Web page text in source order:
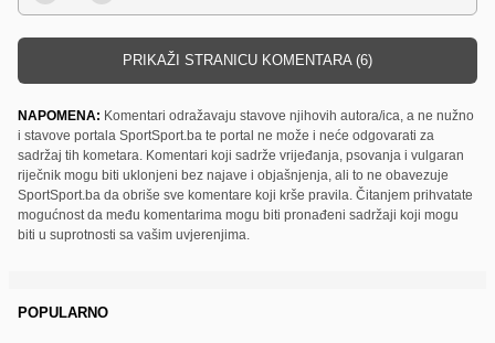
PRIKAŽI STRANICU KOMENTARA (6)
NAPOMENA: Komentari odražavaju stavove njihovih autora/ica, a ne nužno
i stavove portala SportSport.ba te portal ne može i neće odgovarati za
sadržaj tih kometara. Komentari koji sadrže vrijeđanja, psovanja i vulgaran
riječnik mogu biti uklonjeni bez najave i objašnjenja, ali to ne obavezuje
SportSport.ba da obriše sve komentare koji krše pravila. Čitanjem prihvatate
mogućnost da među komentarima mogu biti pronađeni sadržaji koji mogu
biti u suprotnosti sa vašim uvjerenjima.
POPULARNO